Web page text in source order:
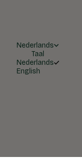
Nederlands
Taal
Nederlands
English